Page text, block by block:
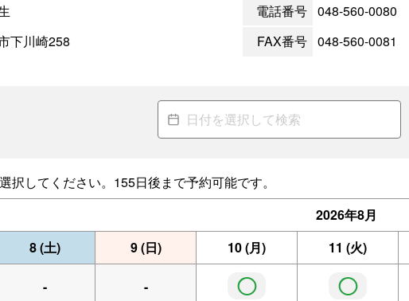
下川崎258
電話番号 048-560-0080
FAX番号 048-560-0081
択してください。155日後まで予約可能です。
2026年8月
8(土) 9(日) 10(月) 11 (火)
- - ◯ ◯